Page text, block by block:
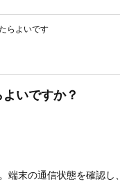
らよいです
いですか？
末の通信状態を確認し、